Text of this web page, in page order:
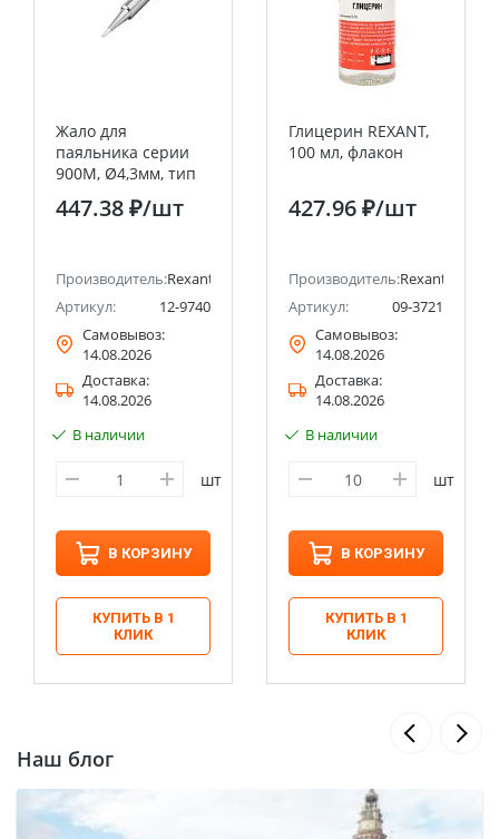
Жало для
паяльника серии
900М, Ø4,3мм, тип
плоский малый
1,6мм, блистер
447.38 ₽/шт
Производитель:Rexant
Артикул:
12-9740
Самовывоз:
14.08.2026
Доставка:
14.08.2026
В наличии
шт
В КОРЗИНУ
КУПИТЬ В 1
КЛИК
Глицерин REXANT,
100 мл, флакон
427.96 ₽/шт
Производитель:Rexant
Артикул:
09-3721
Самовывоз:
14.08.2026
Доставка:
14.08.2026
В наличии
шт
В КОРЗИНУ
КУПИТЬ В 1
КЛИК
Наш блог